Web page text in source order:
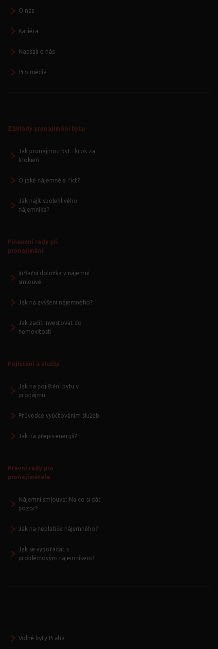
O nás
Kariéra
Napsali o nás
Pro média
Základy pronajímání bytu
Jak pronajmou byt - krok za
krokem
O jaké nájemné si říct?
Jak najít spolehlivého
nájemníka?
Finanční rady při
pronajímání
Inflační doložka v nájemní
smlouvě
Jak na zvýšení nájemného?
Jak začít investovat do
nemovitostí
Pojištění a služby
Jak na pojištění bytu v
pronájmu
Průvodce vyúčtováním služeb
Jak na přepis energií?
Právní rady pro
pronajímatele
Nájemní smlouva: Na co si dát
pozor?
Jak na neplatiče nájemného?
Jak se vypořádat s
problémovým nájemníkem?
Volné byty Praha